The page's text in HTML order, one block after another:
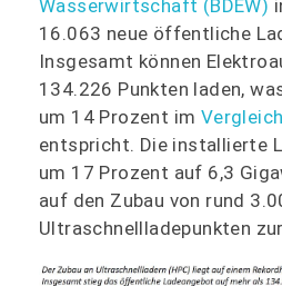
Wasserwirtschaft (BDEW)
16.063 neue öffentliche
Insgesamt können
134.226 Punkten laden,
um 14 Prozent im
entspricht. Die installierte
um 17 Prozent auf 6,3
auf den Zubau von rund
Ultraschnellladepunkten